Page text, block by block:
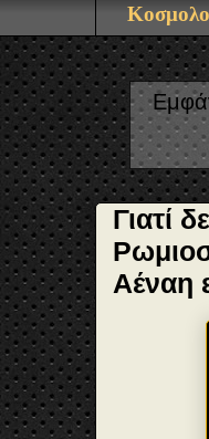
Γιατί
Αέναη